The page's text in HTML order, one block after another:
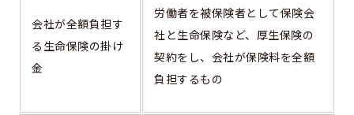
会社が全額負担す
る生命保険の掛け
金
労働者を被保険者として保険会
社と生命保険など、厚生保険の
契約をし、会社が保険料を全額
負担するもの